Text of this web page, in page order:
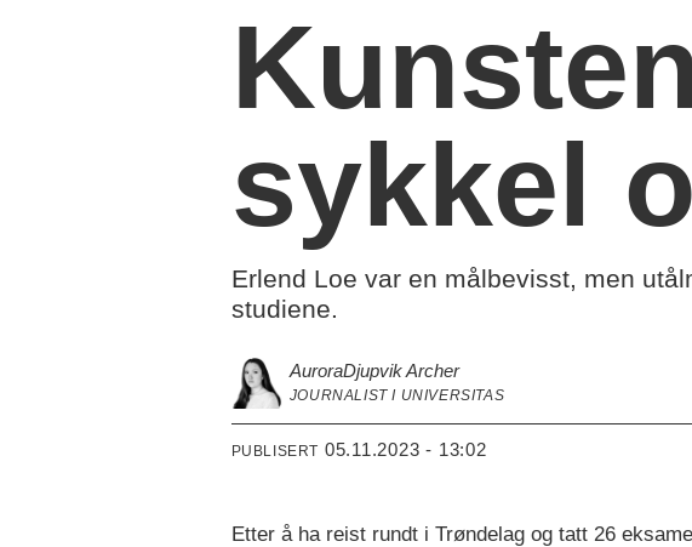
sykkel
Erlend Loe var en målbevisst, men
studiene.
AuroraDjupvik Archer
JOURNALIST I UNIVERSITAS
PUBLISERT 05.11.2023 - 13:02
Etter å ha reist rundt i Trøndelag og tatt 26